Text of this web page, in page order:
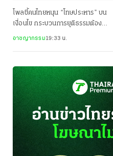
โพลชี้คนไทยหนุน “โทษประหาร” บน
เงื่อนไข กระบวนการยุติธรรมต้อง
อาชญากรรม19:33 น.